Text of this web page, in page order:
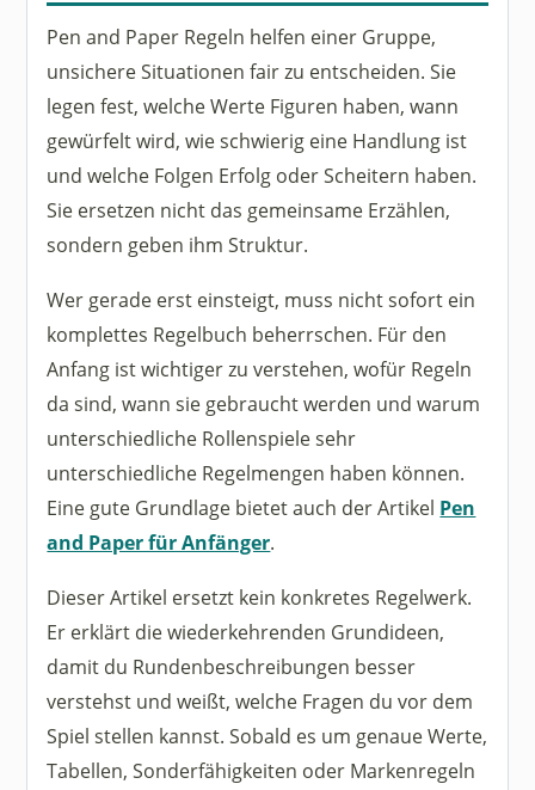
Pen and Paper Regeln helfen einer Gruppe,
unsichere Situationen fair zu entscheiden. Sie
legen fest, welche Werte Figuren haben, wann
gewürfelt wird, wie schwierig eine Handlung ist
und welche Folgen Erfolg oder Scheitern haben.
Sie ersetzen nicht das gemeinsame Erzählen,
sondern geben ihm Struktur.
Wer gerade erst einsteigt, muss nicht sofort ein
komplettes Regelbuch beherrschen. Für den
Anfang ist wichtiger zu verstehen, wofür Regeln
da sind, wann sie gebraucht werden und warum
unterschiedliche Rollenspiele sehr
unterschiedliche Regelmengen haben können.
Eine gute Grundlage bietet auch der Artikel Pen
and Paper für Anfänger.
Dieser Artikel ersetzt kein konkretes Regelwerk.
Er erklärt die wiederkehrenden Grundideen,
damit du Rundenbeschreibungen besser
verstehst und weißt, welche Fragen du vor dem
Spiel stellen kannst. Sobald es um genaue Werte,
Tabellen, Sonderfähigkeiten oder Markenregeln